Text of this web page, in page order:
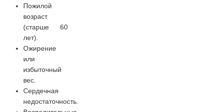
Пожилой
возраст
(старше 60
лет).
Ожирение
или
избыточный
вес.
Сердечная
недостаточность.